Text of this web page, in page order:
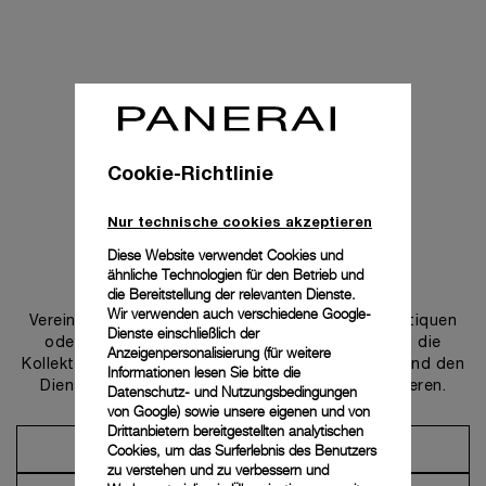
Uns kontaktieren
Vereinbaren Sie einen Termin in einer unserer Boutiquen
oder wenden Sie sich an unseren Concierge, um die
Kollektionen zu entdecken und von der Beratung und den
Dienstleistungen unserer Botschafter zu profitieren.
Einen Termin vereinbaren
Cookie-Richtlinie
Nur technische cookies akzeptieren
Diese Website verwendet Cookies und
ähnliche Technologien für den Betrieb und
die Bereitstellung der relevanten Dienste.
Wir verwenden auch verschiedene Google-
Dienste einschließlich der
Anzeigenpersonalisierung (für weitere
Informationen lesen Sie bitte die
Datenschutz- und Nutzungsbedingungen
von Google) sowie unsere eigenen und von
Drittanbietern bereitgestellten analytischen
Cookies, um das Surferlebnis des Benutzers
zu verstehen und zu verbessern und